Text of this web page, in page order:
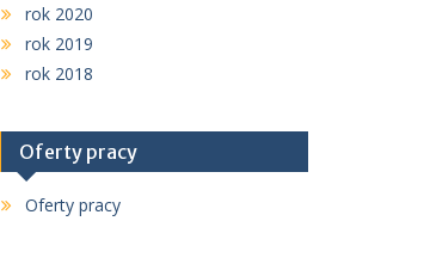
rok 2020
rok 2019
rok 2018
Oferty pracy
Oferty pracy